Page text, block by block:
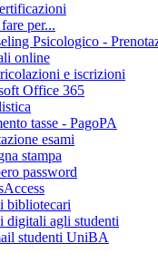
per...
Psicologico -
online
e iscrizioni
Office 365
tasse - PagoPA
esami
stampa
password
bibliotecari
digitali agli studenti
studenti UniBA